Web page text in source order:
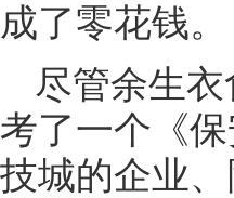
成了零花钱。
尽管余生衣
考了一个《
技城的企业